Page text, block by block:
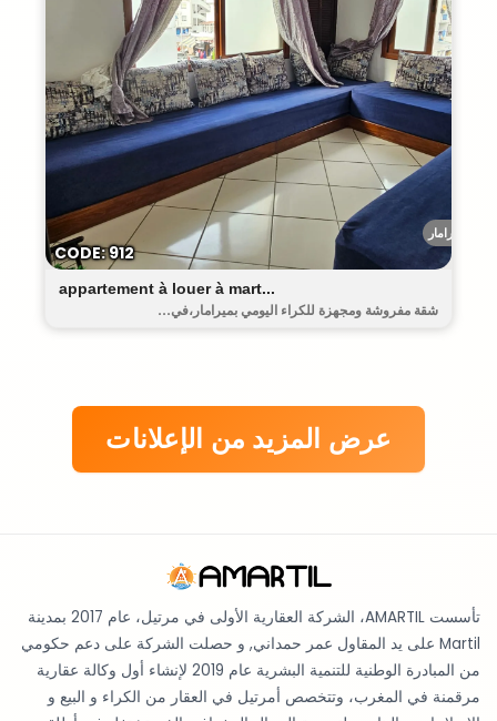
ميرامار
appartement à louer à mart...
شقة مفروشة ومجهزة للكراء اليومي بميرامار،في...
CODE: 912
عرض المزيد من الإعلانات
تأسست AMARTIL، الشركة العقارية الأولى في مرتيل، عام 2017 بمدينة
Martil على يد المقاول عمر حمداني, و حصلت الشركة على دعم حكومي
من المبادرة الوطنية للتنمية البشرية عام 2019 لإنشاء أول وكالة عقارية
مرقمنة في المغرب، وتتخصص أمرتيل في العقار من الكراء و البيع و